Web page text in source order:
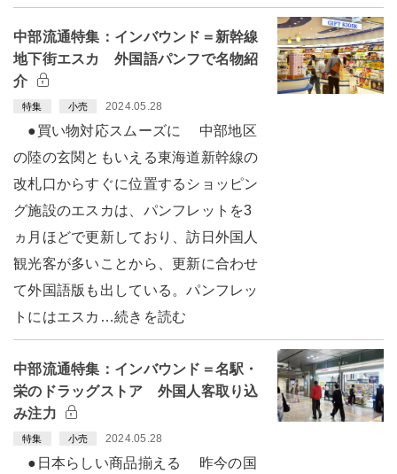
中部流通特集：インバウンド＝新幹線
地下街エスカ 外国語パンフで名物紹
介
特集 小売 2024.05.28
●買い物対応スムーズに 中部地区
の陸の玄関ともいえる東海道新幹線の
改札口からすぐに位置するショッピン
グ施設のエスカは、パンフレットを3
ヵ月ほどで更新しており、訪日外国人
観光客が多いことから、更新に合わせ
て外国語版も出している。パンフレッ
トにはエスカ…続きを読む
中部流通特集：インバウンド＝名駅・
栄のドラッグストア 外国人客取り込
み注力
特集 小売 2024.05.28
●日本らしい商品揃える 昨今の国